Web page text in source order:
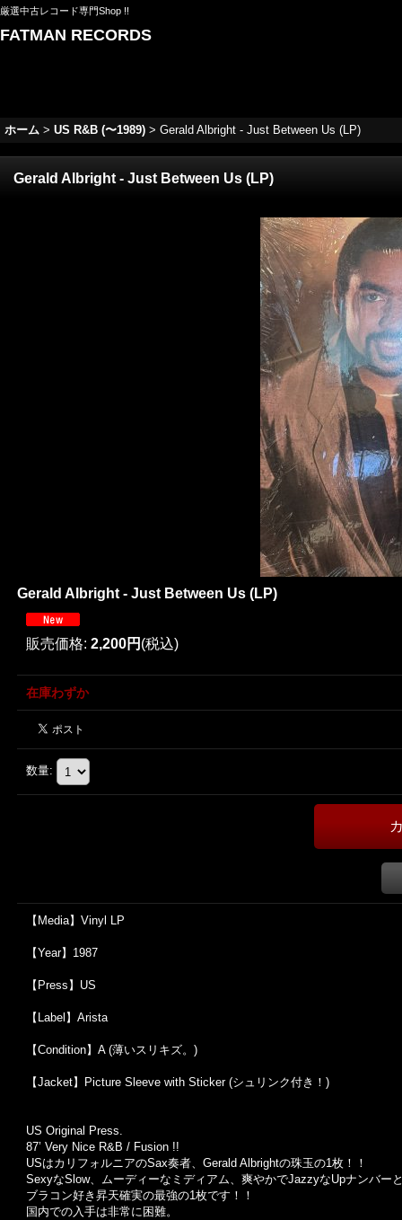
厳選中古レコード専門Shop !!
FATMAN RECORDS
ホーム > US R&B (〜1989) > Gerald Albright - Just Between Us (LP)
Gerald Albright - Just Between Us (LP)
Gerald Albright - Just Between Us (LP)
販売価格: 2,200円 (税込)
在庫わずか
数量:
【Media】Vinyl LP
【Year】1987
【Press】US
【Label】Arista
【Condition】A (薄いスリキズ。)
【Jacket】Picture Sleeve with Sticker (シュリンク付き！)
US Original Press.
87’ Very Nice R&B / Fusion !!
USはカリフォルニアのSax奏者、Gerald Albrightの珠玉の1枚！！
SexyなSlow、ムーディーなミディアム、爽やかでJazzyなUpナンバー
ブラコン好き昇天確実の最強の1枚です！！
国内での入手は非常に困難。